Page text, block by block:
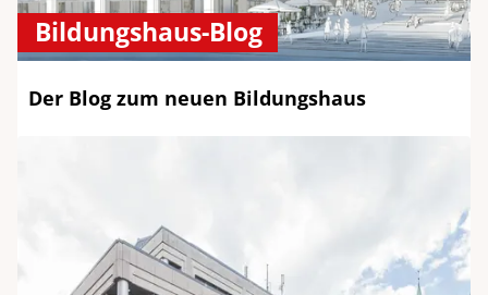
Bildungshaus-Blog
Der Blog zum neuen Bildungshaus